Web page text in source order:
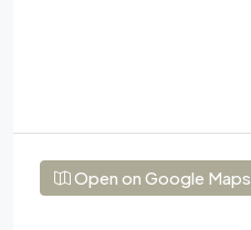
Open on Google Maps